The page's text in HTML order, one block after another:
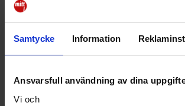
Samtycke Information
Ansvarsfull användning av dina
Vi och
och stöd den kan få.
– Vi var beredda på det värsta, men
halva höjningen. Det hade spelarna
utsträckning, säger Håkan.
"Folk hoppar av"
När vi träffas har flera spelare och